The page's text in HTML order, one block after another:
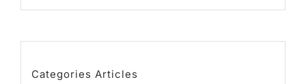
Categories Articles